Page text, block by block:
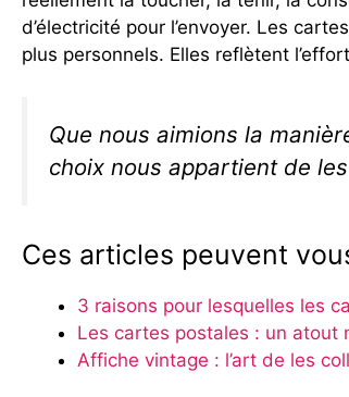
d’électricité pour l’envoyer. Les
plus personnels. Elles reflètent
Que nous aimions la
choix nous appartient de
Ces articles peuvent
3 raisons pour lesquelles les
Les cartes postales : un atout
Affiche vintage : l’art de les